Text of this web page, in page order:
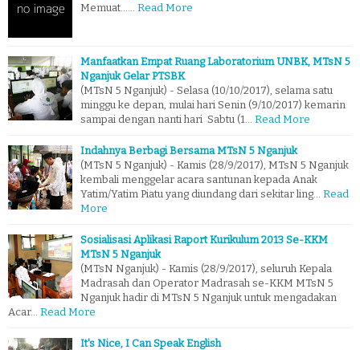
Memuat...…
Read More
Manfaatkan Empat Ruang Laboratorium UNBK, MTsN 5
Nganjuk Gelar PTSBK
(MTsN 5 Nganjuk) - Selasa (10/10/2017), selama satu
minggu ke depan, mulai hari Senin (9/10/2017) kemarin
sampai dengan nanti hari Sabtu (1…
Read More
Indahnya Berbagi Bersama MTsN 5 Nganjuk
(MTsN 5 Nganjuk) - Kamis (28/9/2017), MTsN 5 Nganjuk
kembali menggelar acara santunan kepada Anak
Yatim/Yatim Piatu yang diundang dari sekitar ling…
Read
More
Sosialisasi Aplikasi Raport Kurikulum 2013 Se-KKM
MTsN 5 Nganjuk
(MTsN Nganjuk) - Kamis (28/9/2017), seluruh Kepala
Madrasah dan Operator Madrasah se-KKM MTsN 5
Nganjuk hadir di MTsN 5 Nganjuk untuk mengadakan
Acar…
Read More
It's Nice, I Can Speak English